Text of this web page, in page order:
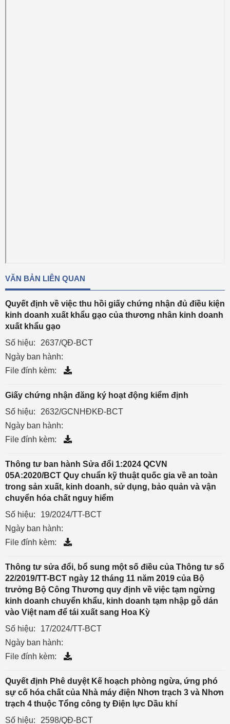
VĂN BẢN LIÊN QUAN
Quyết định về việc thu hồi giấy chứng nhận đủ điều kiện
kinh doanh xuất khẩu gạo của thương nhân kinh doanh
xuất khẩu gạo
Số hiệu:
2637/QĐ-BCT
Ngày ban hành:
File đính kèm:
Giấy chứng nhận đăng ký hoạt động kiểm định
Số hiệu:
2632/GCNHĐKĐ-BCT
Ngày ban hành:
File đính kèm:
Thông tư ban hành Sửa đổi 1:2024 QCVN
05A:2020/BCT Quy chuẩn kỹ thuật quốc gia về an toàn
trong sản xuất, kinh doanh, sử dụng, bảo quản và vận
chuyển hóa chất nguy hiểm
Số hiệu:
19/2024/TT-BCT
Ngày ban hành:
File đính kèm:
Thông tư sửa đổi, bổ sung một số điều của Thông tư số
22/2019/TT-BCT ngày 12 tháng 11 năm 2019 của Bộ
trưởng Bộ Công Thương quy định về việc tạm ngừng
kinh doanh chuyển khẩu, kinh doanh tạm nhập gỗ dán
vào Việt nam để tái xuất sang Hoa Kỳ
Số hiệu:
17/2024/TT-BCT
Ngày ban hành:
File đính kèm:
Quyết định Phê duyệt Kế hoạch phòng ngừa, ứng phó
sự cố hóa chất của Nhà máy điện Nhơn trạch 3 và Nhơn
trạch 4 thuộc Tổng công ty Điện lực Dầu khí
Số hiệu:
2598/QĐ-BCT